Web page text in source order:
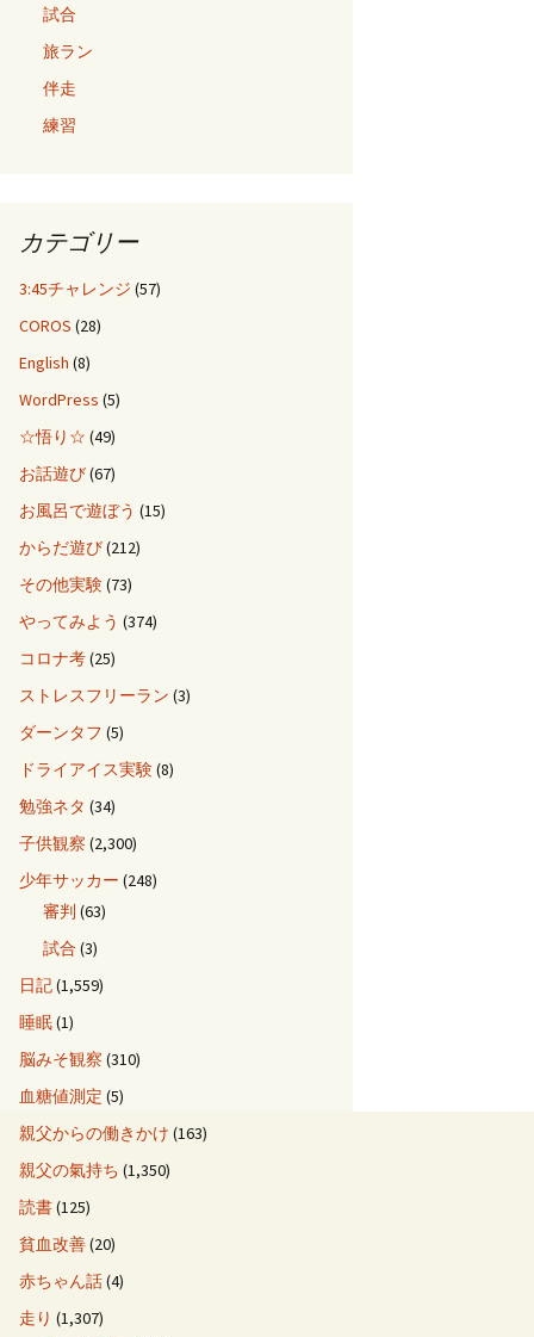
試合
旅ラン
伴走
練習
カテゴリー
3:45チャレンジ (57)
COROS (28)
English (8)
WordPress (5)
☆悟り☆ (49)
お話遊び(67)
お風呂で遊ぼう (15)
からだ遊び(212)
その他実験(73)
やってみよう (374)
コロナ考(25)
ストレスフリーラン (3)
ダーンタフ (5)
ドライアイス実験(8)
勉強ネタ (34)
子供観察 (2,300)
少年サッカー (248)
審判 (63)
試合 (3)
日記(1,559)
睡眠(1)
脳みそ観察 (310)
血糖値測定 (5)
親父からの働きかけ (163)
親父の氣持ち (1,350)
読書(125)
貧血改善(20)
赤ちゃん話(4)
走り (1,307)